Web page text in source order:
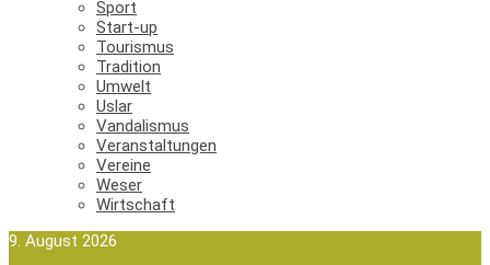
Sport
Start-up
Tourismus
Tradition
Umwelt
Uslar
Vandalismus
Veranstaltungen
Vereine
Weser
Wirtschaft
9. August 2026